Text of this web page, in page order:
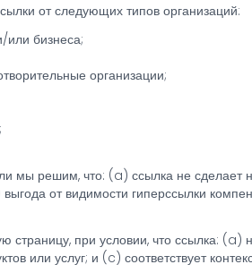
от следующих типов организаций:
или бизнеса;
организации;
мы решим, что: (a) ссылка не
от видимости гиперссылки
страницу, при условии, что ссылка:
или услуг; и (c) соответствует